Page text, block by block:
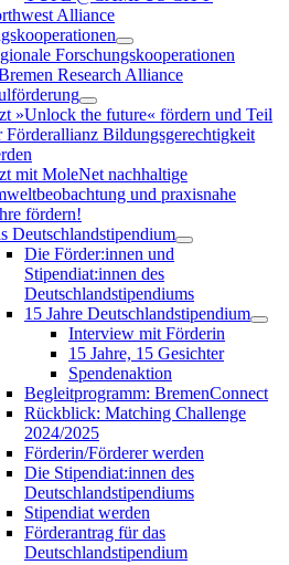
Alliance
Forschungskooperationen
Research Alliance
»Unlock the future« fördern und Teil
Förderallianz Bildungsgerechtigkeit
mit MoleNet nachhaltige
und praxisnahe
fördern!
Deutschlandstipendium
Die Förder:innen und
Stipendiat:innen des
Deutschlandstipendiums
15 Jahre Deutschlandstipendium
Interview mit Förderin
15 Jahre, 15 Gesichter
Spendenaktion
Begleitprogramm: BremenConnect
Rückblick: Matching Challenge
2024/2025
Förderin/Förderer werden
Die Stipendiat:innen des
Deutschlandstipendiums
Stipendiat werden
Förderantrag für das
Deutschlandstipendium